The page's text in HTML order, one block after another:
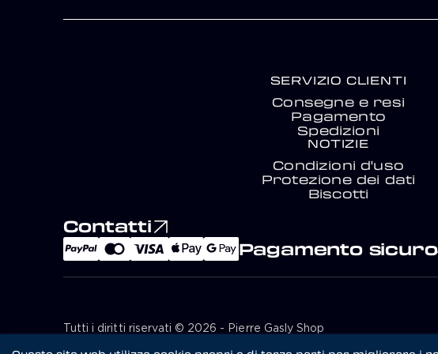
SERVIZIO CLIENTI
Consegne e resi
Pagamento
Spedizioni
NOTIZIE
Condizioni d'uso
Protezione dei dati
Biscotti
Contatti
Pagamento sicuro
Tutti i diritti riservati © 2026 - Pierre Gasly Shop
Design di Solead Agency